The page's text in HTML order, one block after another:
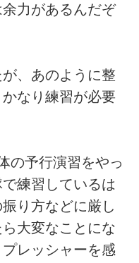
力があるんだぞ
、あのように整
なり練習が必要
の予行演習をやっ
練習しているは
り方などに厳し
大変なことにな
レッシャーを感